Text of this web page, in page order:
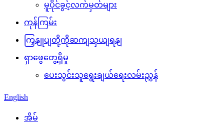
မူပိုင်ခွင့်လက်မှတ်များ
ကုန်ကြမ်း
ကြှနျုပျတို့ကိုဆကျသှယျရနျ
ရှာဖွေတွေ့ရှိမှု
ပေးသွင်းသူရွေးချယ်ရေးလမ်းညွှန်
English
အိမ်